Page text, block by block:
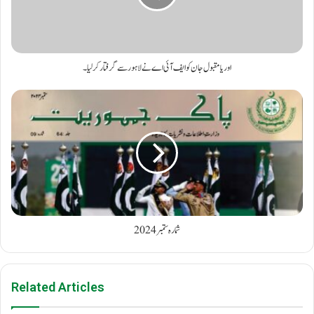
اوریا مقبول جان کو ایف آئی اے نے لاہور سے گرفتار کر لیا۔
شمارہ ستمبر2024
Related Articles